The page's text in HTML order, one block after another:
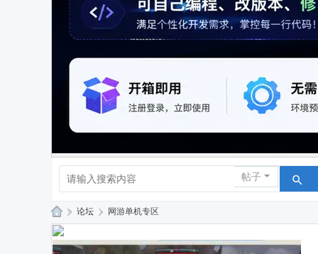
帖子
速
» 论坛 › 网游单机专区